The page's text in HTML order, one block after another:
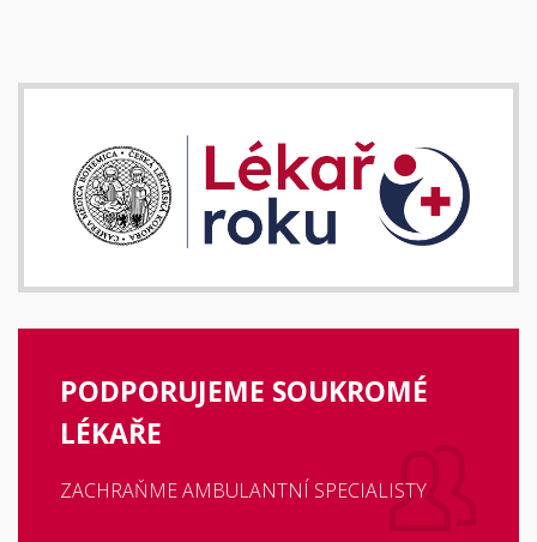
PODPORUJEME SOUKROMÉ
LÉKAŘE
ZACHRAŇME AMBULANTNÍ SPECIALISTY